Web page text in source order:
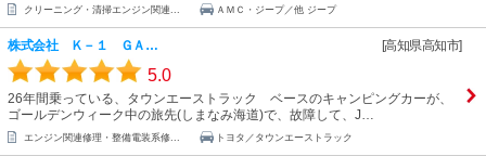
クリーニング・清掃エンジン関連... ＡＭＣ・ジープ／他 ジープ
株式会社 Ｋ－１ ＧＡ… [高知県高知市]
5.0
26年間乗っている、タウンエーストラック ベースのキャンピングカーが、
ゴールデンウィーク中の旅先(しまなみ海道)で、故障して、J…
エンジン関連修理・整備電装系修... トヨタ／タウンエーストラック